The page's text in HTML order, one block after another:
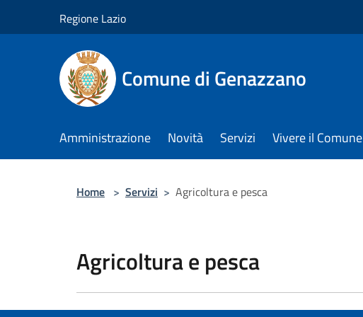
Regione Lazio
Comune di Genazzano
Amministrazione Novità Servizi Vivere il Comune
Home > Servizi > Agricoltura e pesca
Agricoltura e pesca